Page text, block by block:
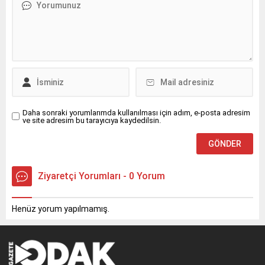
Araştırmalar Örgütü
Theophrastus Ödülü’nün
olarak...
Daha sonraki yorumlarımda kullanılması için adım, e-posta adresim
ve site adresim bu tarayıcıya kaydedilsin.
Ziyaretçi Yorumları - 0 Yorum
Henüz yorum yapılmamış.